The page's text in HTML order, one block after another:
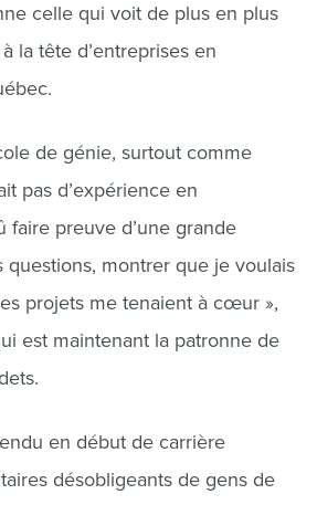
celle qui voit de plus en plus
la tête d’entreprises en
de génie, surtout comme
pas d’expérience en
faire preuve d’une grande
questions, montrer que je voulais
projets me tenaient à cœur »,
est maintenant la patronne de
en début de carrière
désobligeants de gens de